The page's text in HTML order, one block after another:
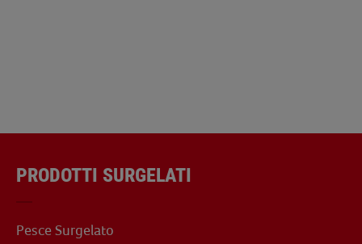
PRODOTTI SURGELATI
Pesce Surgelato